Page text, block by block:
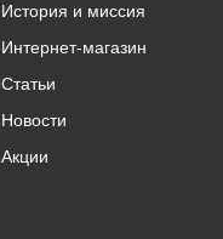
История и миссия
Интернет-магазин
Статьи
Новости
Акции